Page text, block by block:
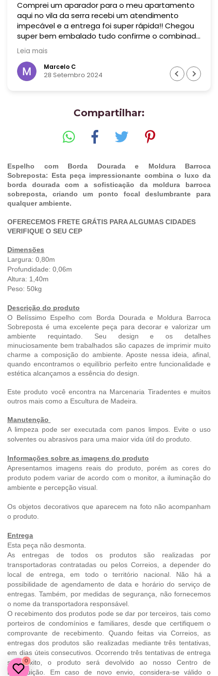
Comprei um aparador para o meu apartamento
aqui no vila da serra recebi um atendimento
impecável e a entrega foi super rápida!! Chegou
super bem embalado tudo confirme o combinado
! Era uma peça bem grande! Recomendo muito
essa empresa! Valeu cada centavo !
Leia mais
Marcelo C
28 Setembro 2024
Compartilhar:
Espelho com Borda Dourada e Moldura Barroca
Sobreposta: Esta peça impressionante combina o luxo da
borda dourada com a sofisticação da moldura barroca
sobreposta, criando um ponto focal deslumbrante para
qualquer ambiente.
OFERECEMOS FRETE GRÁTIS PARA ALGUMAS CIDADES
VERIFIQUE O SEU CEP
Dimensões
Largura: 0,80m
Profundidade: 0,06m
Altura: 1,40m
Peso: 50kg
Descrição do produto
O Belíssimo Espelho com Borda Dourada e Moldura Barroca
Sobrepostaé uma excelente peça para decorar e valorizar um
ambiente requintado. Seu design e os detalhes
minuciosamente bem trabalhados são capazes de imprimir muito
charme a composição do ambiente. Aposte nessa ideia, afinal,
quando encontramos o equilíbrio perfeito entre funcionalidade e
estética alcançamos a essência do design.
Este produto você encontra na Marcenaria Tiradentes e muitos
outros mais como a Escultura de Madeira.
Manutenção
A limpeza pode ser executada com panos limpos. Evite o uso
solventes ou abrasivos para uma maior vida útil do produto.
Informações sobre as imagens do produto
Apresentamos imagens reais do produto, porém as cores do
produto podem variar de acordo com o monitor, a iluminação do
ambiente e percepção visual.
Os objetos decorativos que aparecem na foto não acompanham
o produto.
Entrega
Esta peça não desmonta.
As entregas de todos os produtos são realizadas por
transportadoras contratadas ou pelos Correios, a depender do
local de entrega, em todo o território nacional. Não há a
possibilidade de agendamento de data e horário do serviço de
entregas. Também, por medidas de segurança, não fornecemos
o nome da transportadora responsável.
O recebimento dos produtos pode se dar por terceiros, tais como
porteiros de condomínios e familiares, desde que certifiquem o
comprovante de recebimento. Quando feitas via Correios, as
entregas dos produtos são realizadas mediante três tentativas,
em dias úteis consecutivos. Ocorrendo três tentativas de entrega
sem êxito, o produto será devolvido ao nosso Centro de
Distribuição. Em caso de novo envio, considera-se válido o
0